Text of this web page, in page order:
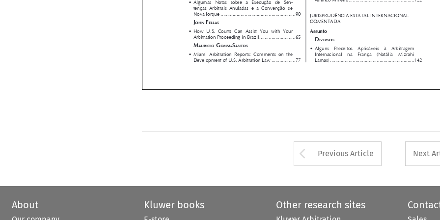


 
   

 
     


 



 




• Miami  Arbitration  Reports:  Comments  on  the
Development of U.S. Arbitration Law
Internacional  na  França  (Natália  Mizrahi
Arrow button used
Previous Article Next
About Kluwer books Other research sites